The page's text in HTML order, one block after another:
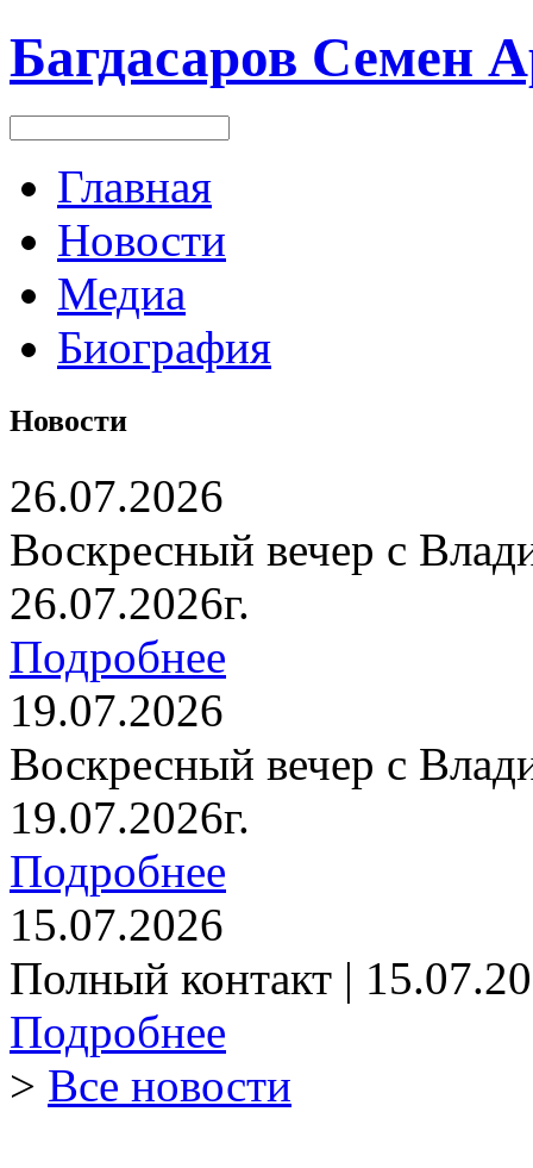
Багдасаров Семен
Главная
Новости
Медиа
Биография
Новости
26.07.2026
Воскресный вечер с
26.07.2026г.
Подробнее
19.07.2026
Воскресный вечер с
19.07.2026г.
Подробнее
15.07.2026
Полный контакт |
Подробнее
> Все новости